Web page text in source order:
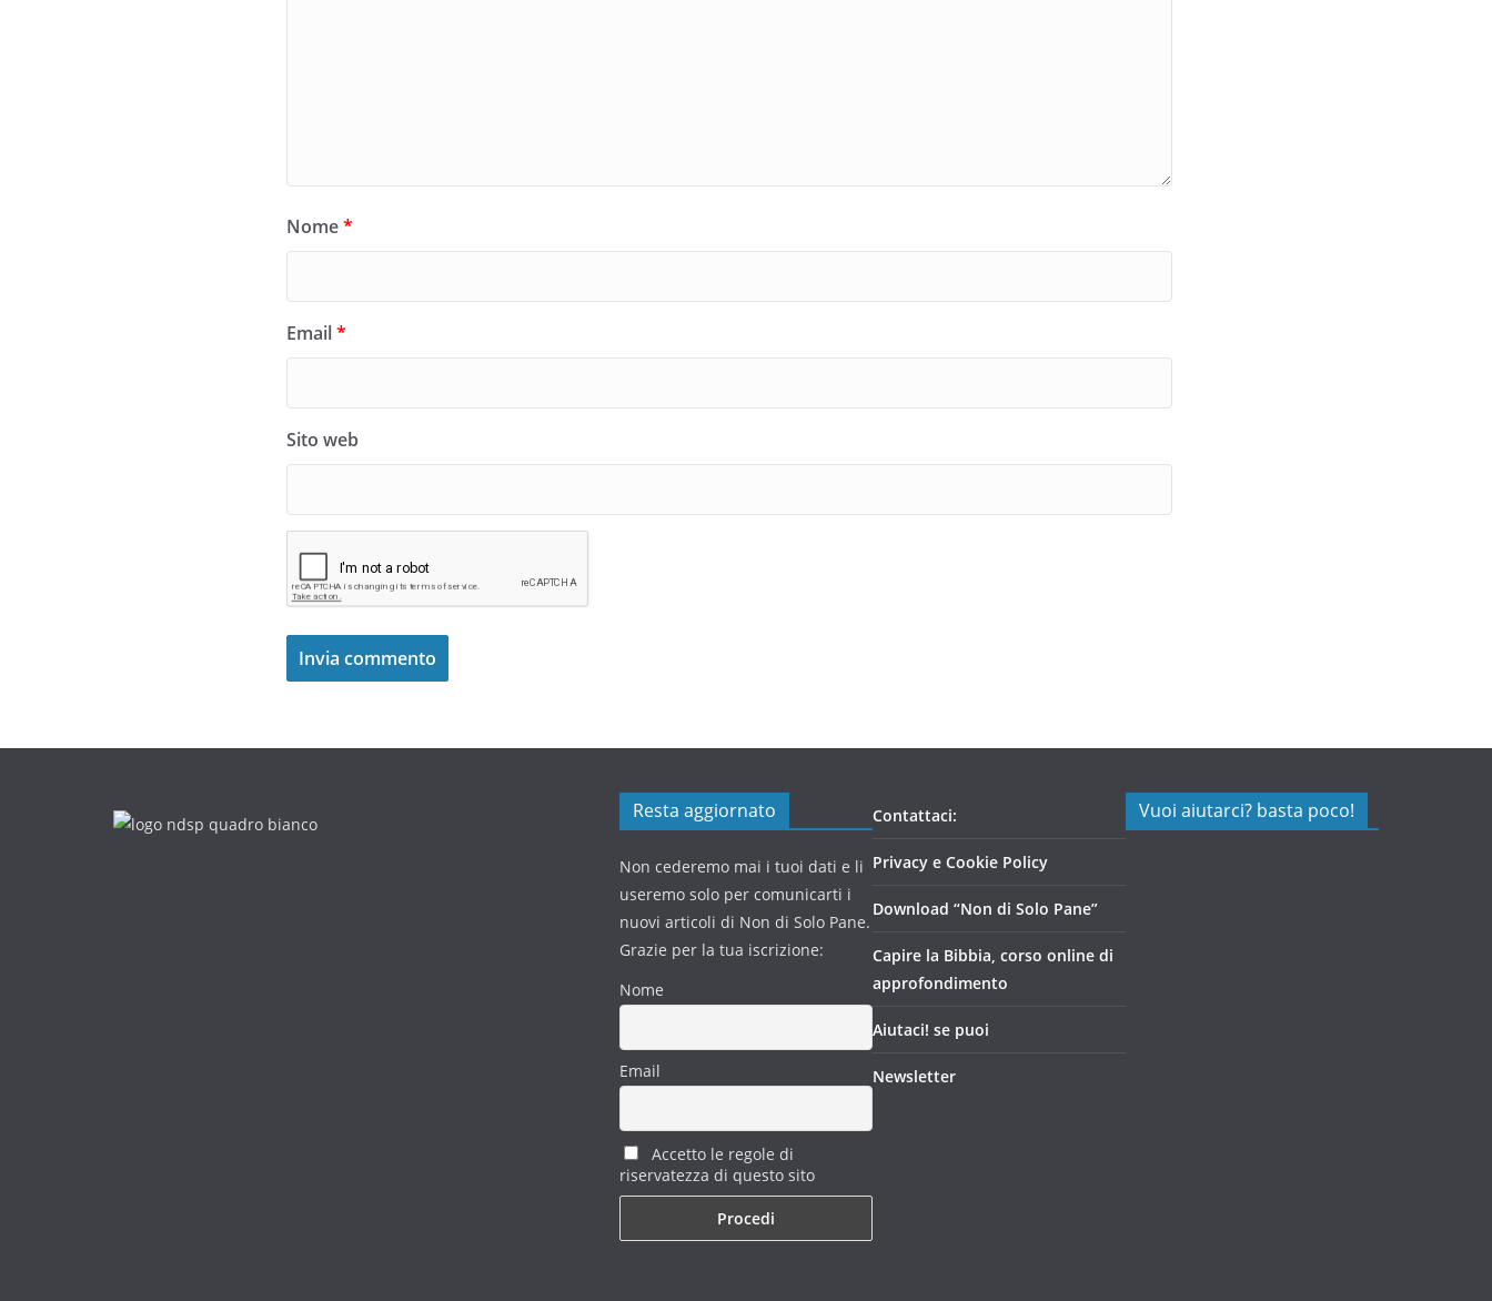
Nome*
Email*
Sito web
Resta aggiornato
Non cederemo mai i tuoi dati e li
useremo solo per comunicarti i
nuovi articoli di Non di Solo Pane.
Grazie per la tua iscrizione:
Nome
Email
Accetto le regole di
riservatezza di questo sito
Contattaci:
Privacy e Cookie Policy
Download “Non di Solo Pane”
Capire la Bibbia, corso online di
approfondimento
Aiutaci! se puoi
Newsletter
Vuoi aiutarci? basta poco!